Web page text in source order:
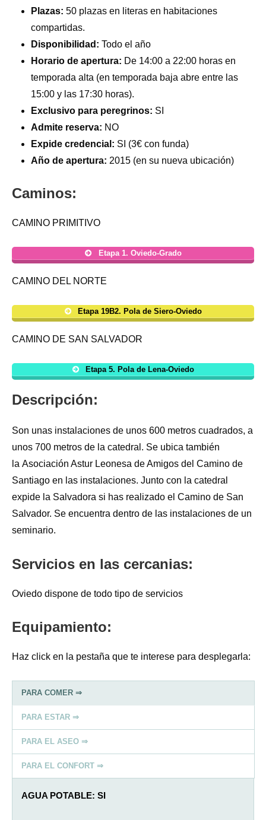
Plazas: 50 plazas en literas en habitaciones
compartidas.
Disponibilidad: Todo el año
Horario de apertura: De 14:00 a 22:00 horas en
temporada alta (en temporada baja abre entre las
15:00 y las 17:30 horas).
Exclusivo para peregrinos: SI
Admite reserva: NO
Expide credencial: SI (3€ con funda)
Año de apertura: 2015 (en su nueva ubicación)
Caminos:
CAMINO PRIMITIVO
Etapa 1. Oviedo-Grado
CAMINO DEL NORTE
Etapa 19B2. Pola de Siero-Oviedo
CAMINO DE SAN SALVADOR
Etapa 5. Pola de Lena-Oviedo
Descripción:
Son unas instalaciones de unos 600 metros cuadrados, a
unos 700 metros de la catedral. Se ubica también
la Asociación Astur Leonesa de Amigos del Camino de
Santiago en las instalaciones. Junto con la catedral
expide la Salvadora si has realizado el Camino de San
Salvador. Se encuentra dentro de las instalaciones de un
seminario.
Servicios en las cercanias:
Oviedo dispone de todo tipo de servicios
Equipamiento:
Haz click en la pestaña que te interese para desplegarla:
PARA COMER ⇒
PARA ESTAR ⇒
PARA EL ASEO ⇒
PARA EL CONFORT ⇒
AGUA POTABLE: SI